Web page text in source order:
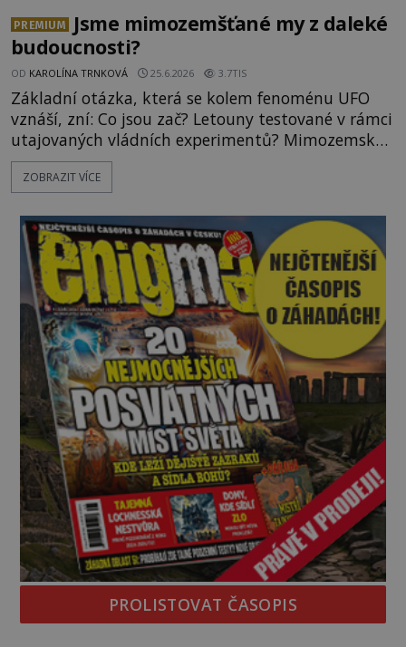
PREMIUM
Jsme mimozemšťané my z daleké
budoucnosti?
OD KAROLÍNA TRNKOVÁ 25.6.2026 3.7TIS
Základní otázka, která se kolem fenoménu UFO
vznáší, zní: Co jsou zač? Letouny testované v rámci
utajovaných vládních experimentů? Mimozemské
vesmírné lodě plnící na Zemi nám neznámý úkol?
Skokani mezi dimenzemi, putující po mostech
možnostech již desítky let vzrušeně diskutují
vědci, ufologo
ZOBRAZIT VÍCE
PROLISTOVAT ČASOPIS